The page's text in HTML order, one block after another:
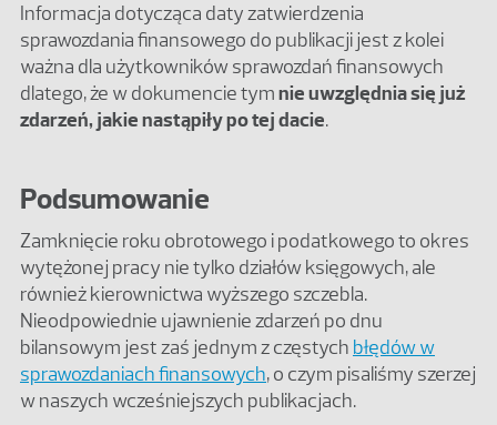
Informacja dotycząca daty zatwierdzenia
sprawozdania finansowego do publikacji jest z kolei
ważna dla użytkowników sprawozdań finansowych
dlatego, że w dokumencie tymnie uwzględnia się już
zdarzeń, jakie nastąpiły po tej dacie.
Podsumowanie
Zamknięcie roku obrotowego i podatkowego to okres
wytężonej pracy nie tylko działów księgowych, ale
również kierownictwa wyższego szczebla.
Nieodpowiednie ujawnienie zdarzeń po dnu
bilansowym jest zaś jednym z częstych błędów w
sprawozdaniach finansowych, o czym pisaliśmy szerzej
w naszych wcześniejszych publikacjach.